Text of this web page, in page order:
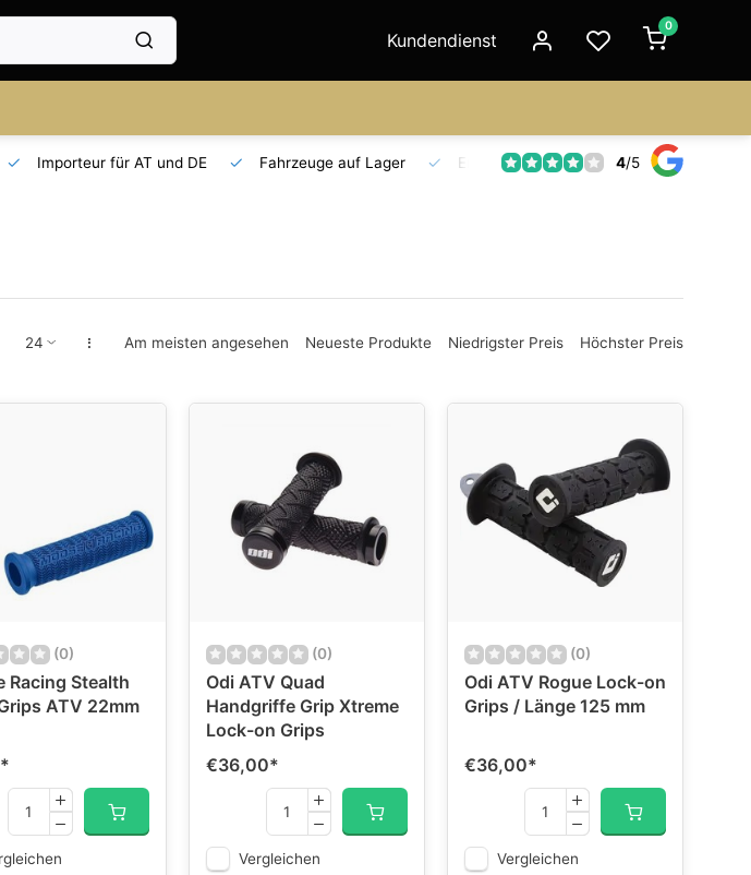
Kundendienst
0
Importeur für AT und DE Fahrzeuge auf Lager Ersatzteilversorgung Seit 18
4/5
Am meisten angesehen Neueste Produkte Niedrigster Preis Höchster Preis
(0)
Racing Stealth
ATV 22mm
*
(0)
Odi ATV Quad
Handgriffe Grip Xtreme
Lock-on Grips
€36,00*
Vergleichen
(0)
Odi ATV Rogue Lock-on
Grips / Länge 125 mm
€36,00*
Vergleichen